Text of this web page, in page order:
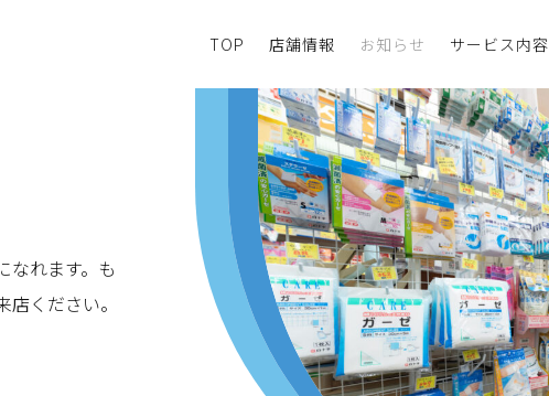
TOP 店舗情報 お知らせ サービス内容
なれます。も
ください。